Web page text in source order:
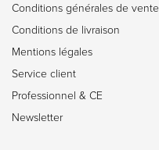
Conditions générales de vente
Conditions de livraison
Mentions légales
Service client
Professionnel & CE
Newsletter